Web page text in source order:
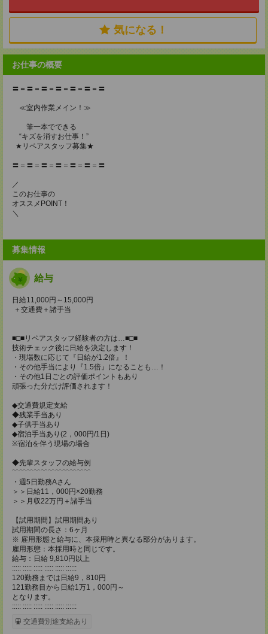
気になる！
お仕事の概要
〓＝〓＝〓＝〓＝〓＝〓＝〓
≪室内作業メイン！≫
筆一本でできる
“キズを消すお仕事！”
★リペアスタッフ募集★
〓＝〓＝〓＝〓＝〓＝〓＝〓
／
このお仕事の
オススメPOINT！
＼
募集情報
給与
日給11,000円～15,000円
＋交通費＋諸手当
■□■リペアスタッフ経験者の方は…■□■
技術チェック後に日給を決定します！
・現場数に応じて『日給が1.2倍』！
・その他手当により『1.5倍』になることも…！
・その他1日ごとの評価ポイントもあり
頑張った分だけ評価されます！
◆交通費規定支給
◆残業手当あり
◆子供手当あり
◆宿泊手当あり(2，000円/1日)
※宿泊を伴う現場の場合
◆先輩スタッフの給与例
﹋﹋﹋﹋﹋﹋﹋﹋﹋﹋﹋
・週5日勤務Aさん
＞＞日給11，000円×20勤務
＞＞月収22万円＋諸手当
【試用期間】試用期間あり
試用期間の長さ：6ヶ月
※ 雇用形態と給与に、本採用時と異なる部分があります。
雇用形態：本採用時と同じです。
給与：日給 9,810円以上
::::: ::::: ::::: ::::: ::::: ::::::
120勤務までは日給9，810円
121勤務目から日給1万1，000円～
となります。
::::: ::::: ::::: ::::: ::::: ::::::
交通費別途支給あり